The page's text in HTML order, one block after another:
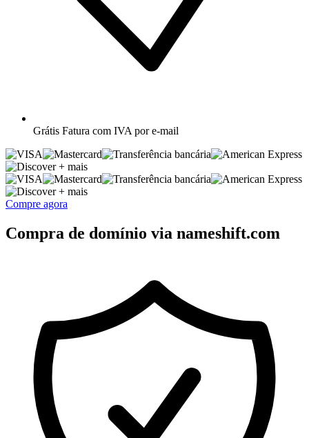
Grátis Fatura com IVA por e-mail
+ mais
+ mais
Compre agora
Compra de domínio via nameshift.com